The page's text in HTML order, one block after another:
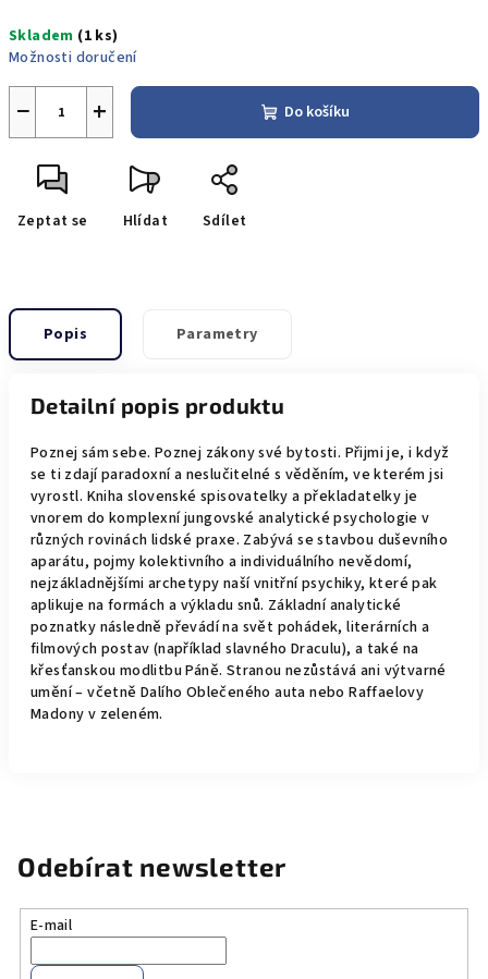
cena:
Skladem (1 ks)
Možnosti doručení
+
− Do košíku
Zeptat se Hlídat Sdílet
Popis Parametry
Detailní popis produktu
Poznej sám sebe. Poznej zákony své bytosti. Přijmi je, i když
se ti zdají paradoxní a neslučitelné s věděním, ve kterém jsi
vyrostl. Kniha slovenské spisovatelky a překladatelky je
vnorem do komplexní jungovské analytické psychologie v
různých rovinách lidské praxe. Zabývá se stavbou duševního
aparátu, pojmy kolektivního a individuálního nevědomí,
nejzákladnějšími archetypy naší vnitřní psychiky, které pak
aplikuje na formách a výkladu snů. Základní analytické
poznatky následně převádí na svět pohádek, literárních a
filmových postav (například slavného Draculu), a také na
křesťanskou modlitbu Páně. Stranou nezůstává ani výtvarné
umění – včetně Dalího Oblečeného auta nebo Raffaelovy
Madony v zeleném.
Odebírat newsletter
E-mail